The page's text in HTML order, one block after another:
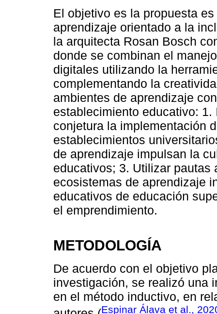
El objetivo es la propuesta
aprendizaje orientado a la
la arquitecta Rosan Bosch
donde se combinan el
digitales utilizando la
complementando la
ambientes de aprendizaje
establecimiento educativo:
conjetura la implementación
establecimientos
de aprendizaje impulsan la
educativos; 3. Utilizar pautas
ecosistemas de aprendizaje
educativos de educación
el emprendimiento.
METODOLOGÍA
De acuerdo con el objetivo
investigación, se realizó una
en el método inductivo, en
Espinar Álava et al.,